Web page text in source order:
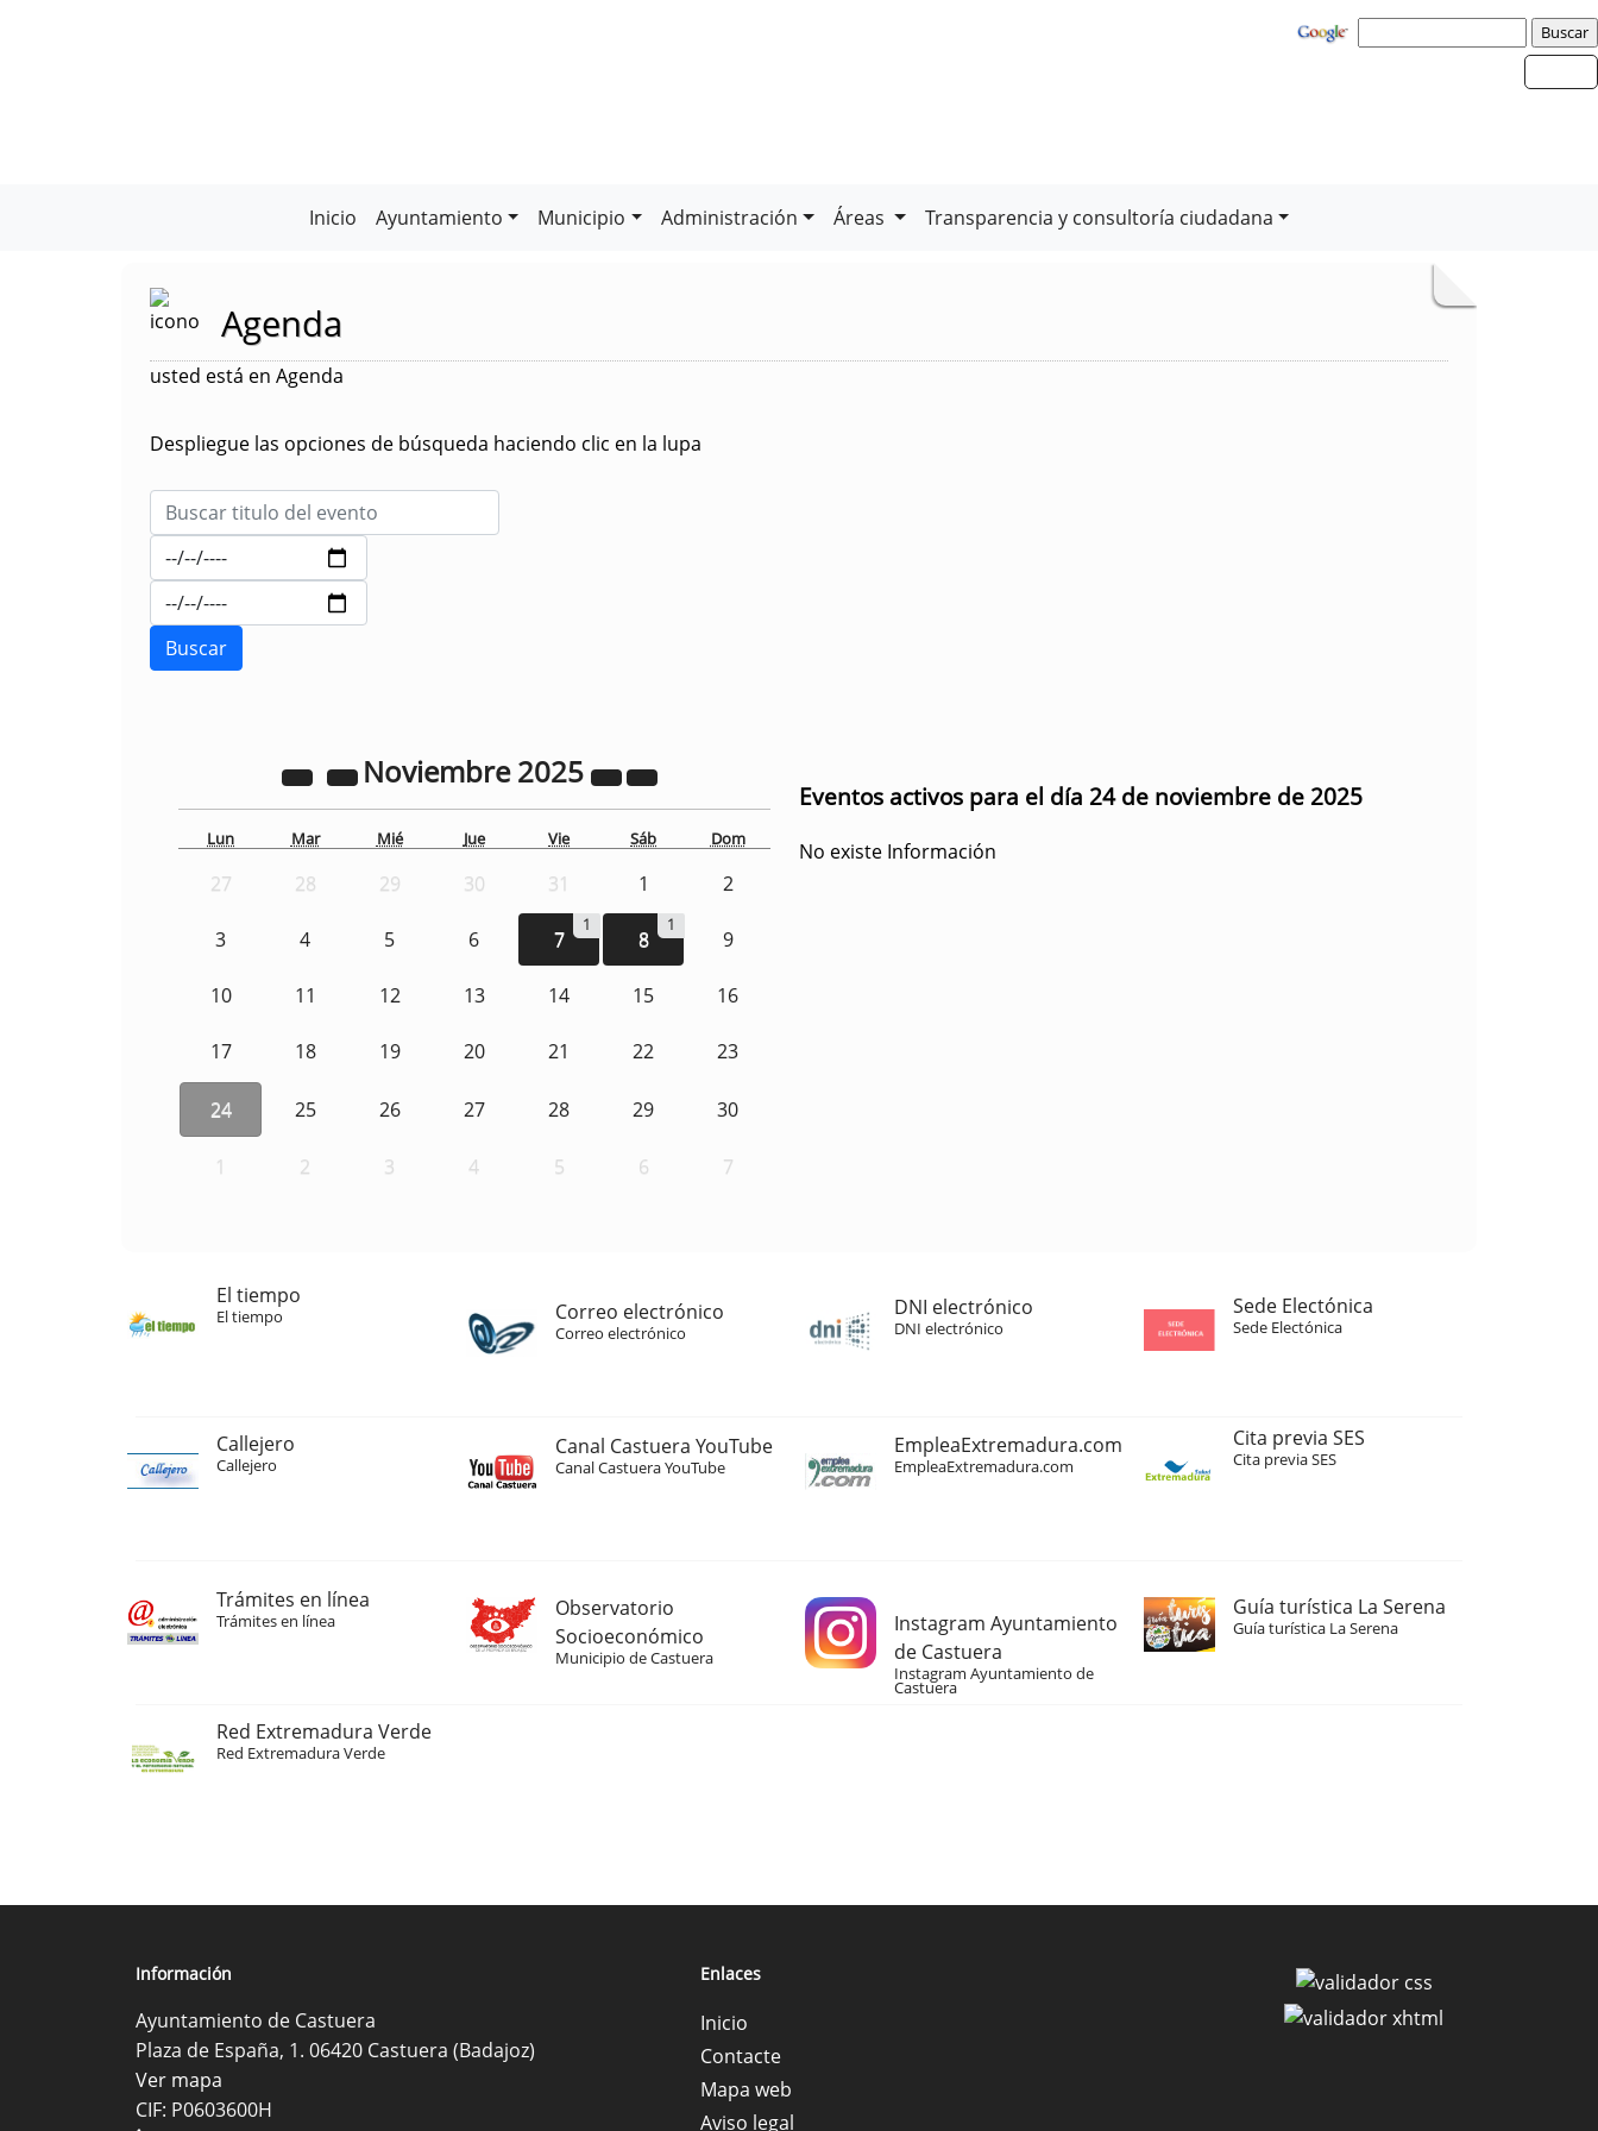
Inicio Ayuntamiento Municipio Administración Áreas Transparencia y consultoría ciudadana
Agenda
usted está en Agenda
Despliegue las opciones de búsqueda haciendo clic en la lupa
Noviembre2025
Lun Mar Mié Jue Vie Sáb Dom
27 28 29 30 31 1 2
3 4 5 6 7
1
8
1
9
10 11 12 13 14 15 16
17 18 19 20 21 22 23
24 25 26 27 28 29 30
1 2 3 4 5 6 7
Eventos activos para el día 24 de noviembre de 2025
No existe Información
El tiempo
El tiempo Correo electrónico
Correo electrónico
DNI electrónico
DNI electrónico
Sede Electónica
Sede Electónica
Callejero
Callejero
Canal Castuera YouTube
Canal Castuera YouTube
EmpleaExtremadura.com
EmpleaExtremadura.com
Cita previa SES
Cita previa SES
Trámites en línea
Trámites en línea
Observatorio
Socioeconómico
Municipio de Castuera
Instagram Ayuntamiento
de Castuera
Instagram Ayuntamiento de
Castuera
Guía turística La Serena
Guía turística La Serena
Red Extremadura Verde
Red Extremadura Verde
Información
Ayuntamiento de Castuera
Plaza de España, 1. 06420 Castuera (Badajoz)
Ver mapa
CIF: P0603600H
Enlaces
Inicio
Contacte
Mapa web
Aviso legal